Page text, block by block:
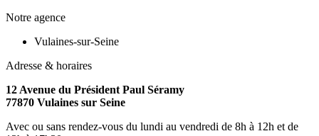
Notre agence
Vulaines-sur-Seine
Adresse & horaires
12 Avenue du Président Paul Séramy
77870 Vulaines sur Seine
Avec ou sans rendez-vous du lundi au vendredi de 8h à 12h et de